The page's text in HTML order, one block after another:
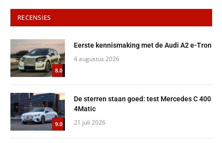
RECENSIES
8.0
Eerste kennismaking met de Audi A2 e-Tron
4 augustus 2026
9.0
De sterren staan goed: test Mercedes C 400
4Matic
21 juli 2026